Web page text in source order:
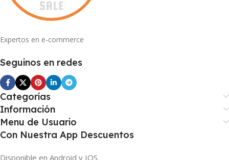
Expertos en e-commerce
Seguinos en redes
Categorías
Información
Menu de Usuario
Con Nuestra App Descuentos
Disponible en Android y IOS.